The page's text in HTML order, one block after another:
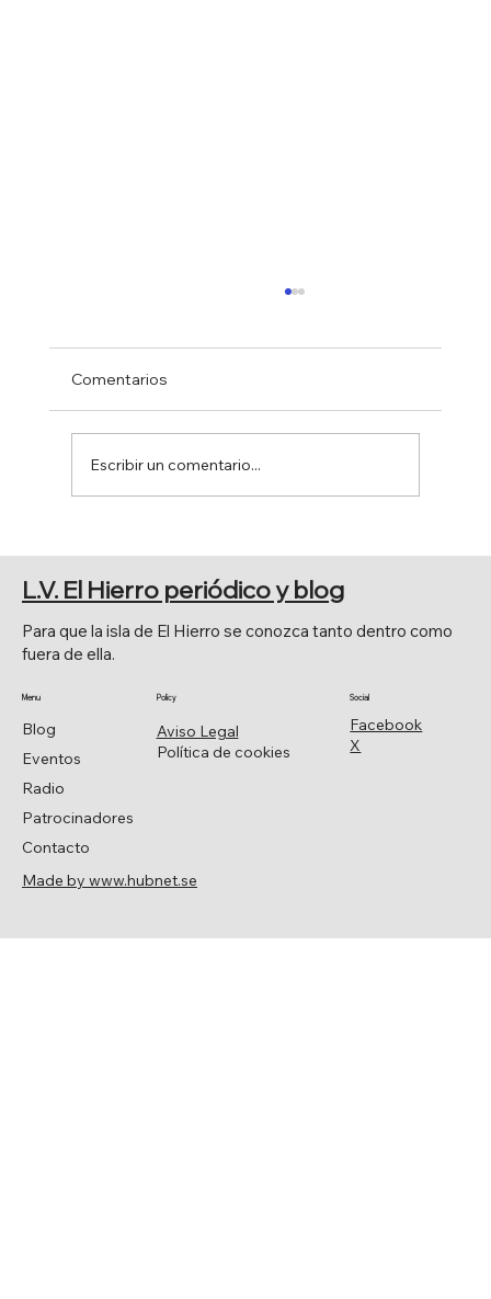
ARMAS.
Comentarios
Escribir un comentario...
Facebook
X
Social
Aviso Legal
Política de cookies
Policy
Blog
Eventos
Radio
Patrocinadores
Contacto
Menu
Para que la isla de El Hierro se conozca tanto dentro como
fuera de ella.
L.V. El Hierro periódico y blog
Made by www.hubnet.se